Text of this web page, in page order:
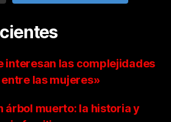
interesan las complejidades
las mujeres»
árbol muerto: la historia y